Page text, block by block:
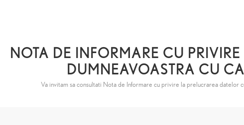
NOTA DE INFORMARE CU
DUMNEAVOASTRA CU
Va invitam sa consultati Nota de Informare cu privire la prelucrarea datelor